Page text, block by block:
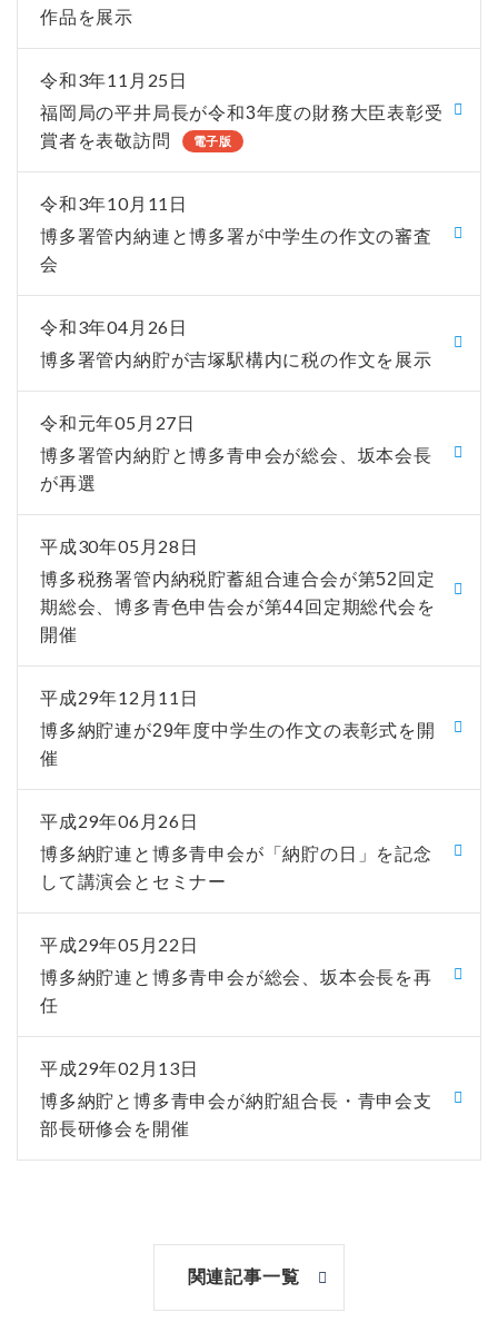
作品を展示
令和3年11月25日
福岡局の平井局長が令和3年度の財務大臣表彰受
賞者を表敬訪問
電子版
令和3年10月11日
博多署管内納連と博多署が中学生の作文の審査
会
令和3年04月26日
博多署管内納貯が吉塚駅構内に税の作文を展示
令和元年05月27日
博多署管内納貯と博多青申会が総会、坂本会長
が再選
平成30年05月28日
博多税務署管内納税貯蓄組合連合会が第52回定
期総会、博多青色申告会が第44回定期総代会を
開催
平成29年12月11日
博多納貯連が29年度中学生の作文の表彰式を開
催
平成29年06月26日
博多納貯連と博多青申会が「納貯の日」を記念
して講演会とセミナー
平成29年05月22日
博多納貯連と博多青申会が総会、坂本会長を再
任
平成29年02月13日
博多納貯と博多青申会が納貯組合長・青申会支
部長研修会を開催
関連記事一覧